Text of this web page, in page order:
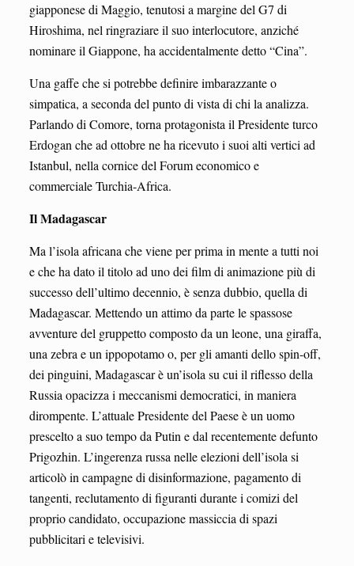
giapponese di Maggio, tenutosi a margine del G7 di
Hiroshima, nel ringraziare il suo interlocutore, anziché
nominare il Giappone, ha accidentalmente detto “Cina”.
Una gaffe che si potrebbe definire imbarazzante o
simpatica, a seconda del punto di vista di chi la analizza.
Parlando di Comore, torna protagonista il Presidente turco
Erdogan che ad ottobre ne ha ricevuto i suoi alti vertici ad
Istanbul, nella cornice del Forum economico e
commerciale Turchia-Africa.
Il Madagascar
Ma l’isola africana che viene per prima in mente a tutti noi
e che ha dato il titolo ad uno dei film di animazione più di
successo dell’ultimo decennio, è senza dubbio, quella di
Madagascar. Mettendo un attimo da parte le spassose
avventure del gruppetto composto da un leone, una giraffa,
una zebra e un ippopotamo o, per gli amanti dello spin-off,
dei pinguini, Madagascar è un’isola su cui il riflesso della
Russia opacizza i meccanismi democratici, in maniera
dirompente. L’attuale Presidente del Paese è un uomo
prescelto a suo tempo da Putin e dal recentemente defunto
Prigozhin. L’ingerenza russa nelle elezioni dell’isola si
articolò in campagne di disinformazione, pagamento di
tangenti, reclutamento di figuranti durante i comizi del
proprio candidato, occupazione massiccia di spazi
pubblicitari e televisivi.